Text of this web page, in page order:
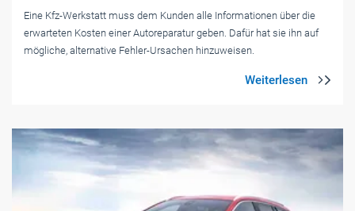
Eine Kfz-Werkstatt muss dem Kunden alle Informationen über die
erwarteten Kosten einer Autoreparatur geben. Dafür hat sie ihn auf
mögliche, alternative Fehler-Ursachen hinzuweisen.